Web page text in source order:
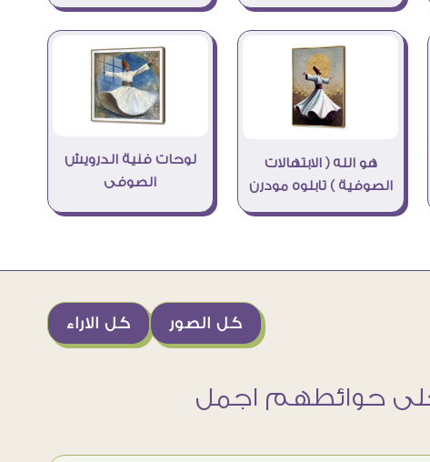
هو الله ( الابتهالات
الصوفية ) تابلوه مودرن
لوحات فنية الدرويش
الصوفى
كل الاراء كل الصور